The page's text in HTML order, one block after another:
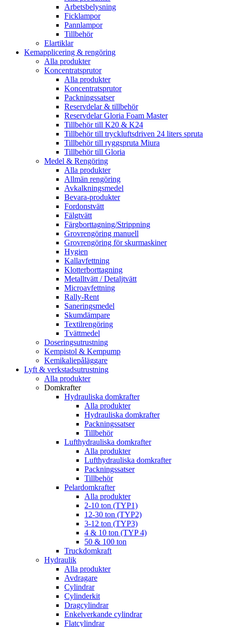
Arbetsbelysning
Ficklampor
Pannlampor
Tillbehör
Elartiklar
Kemapplicering & rengöring
Alla produkter
Koncentratsprutor
Alla produkter
Koncentratsprutor
Packningssatser
Reservdelar & tillbehör
Reservdelar Gloria Foam Master
Tillbehör till K20 & K24
Tillbehör till tryckluftsdriven 24 liters spruta
Tillbehör till ryggspruta Miura
Tillbehör till Gloria
Medel & Rengöring
Alla produkter
Allmän rengöring
Avkalkningsmedel
Bevara-produkter
Fordonstvätt
Fälgtvätt
Färgborttagning/Strippning
Grovrengöring manuell
Grovrengöring för skurmaskiner
Hygien
Kallavfettning
Klotterborttagning
Metalltvätt / Detaljtvätt
Microavfettning
Rally-Rent
Saneringsmedel
Skumdämpare
Textilrengöring
Tvättmedel
Doseringsutrustning
Kempistol & Kempump
Kemikaliepåläggare
Lyft & verkstadsutrustning
Alla produkter
Domkrafter
Hydrauliska domkrafter
Alla produkter
Hydrauliska domkrafter
Packningssatser
Tillbehör
Lufthydrauliska domkrafter
Alla produkter
Lufthydrauliska domkrafter
Packningssatser
Tillbehör
Pelardomkrafter
Alla produkter
2-10 ton (TYP1)
12-30 ton (TYP2)
3-12 ton (TYP3)
4 & 10 ton (TYP 4)
50 & 100 ton
Truckdomkraft
Hydraulik
Alla produkter
Avdragare
Cylindrar
Cylinderkit
Dragcylindrar
Enkelverkande cylindrar
Flatcylindrar